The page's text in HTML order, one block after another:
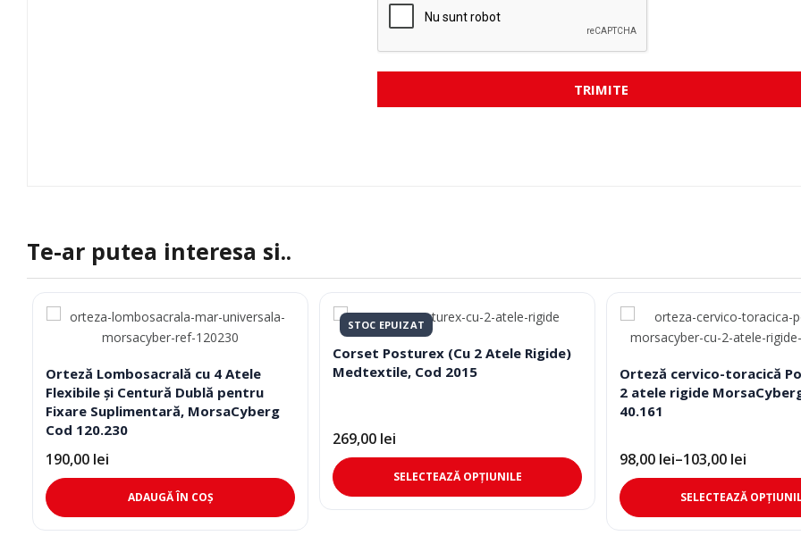
TRIMITE
Te-ar putea interesa si..
Orteză Lombosacrală cu 4 Atele
Flexibile și Centură Dublă pentru
Fixare Suplimentară, MorsaCyberg
Cod 120.230
190,00 lei
ADAUGĂ ÎN COȘ
STOC EPUIZAT
Corset Posturex (Cu 2 Atele Rigide)
Medtextile, Cod 2015
269,00 lei
SELECTEAZĂ OPȚIUNILE
produs
are
Orteză cervico-toracică
2 atele rigide
40.161
98,00 lei–103,00 lei
Interval
de
prețuri:
98,00 lei
până
la
SELECTEAZĂ